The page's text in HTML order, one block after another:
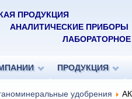
ПРОДУКЦИЯ
АНАЛИТИЧЕСКИЕ ПРИБОРЫ
ПРОДУКЦИЯ
удобрения